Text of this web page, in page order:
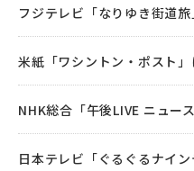
フジテレビ「なりゆき街道
米紙「ワシントン・ポスト
NHK総合「午後LIVE ニュー
日本テレビ「ぐるぐるナイ